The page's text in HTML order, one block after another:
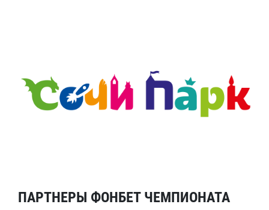
ПАРТНЕРЫ ФОНБЕТ ЧЕМПИОНАТА